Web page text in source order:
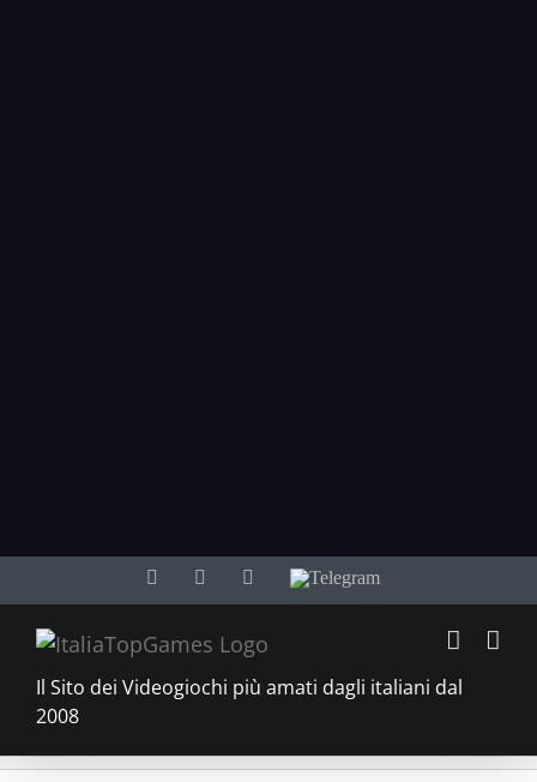
al
contenuto
FacebookTwitter YouTubeTelegram
Il Sito dei Videogiochi più amati dagli italiani dal
2008